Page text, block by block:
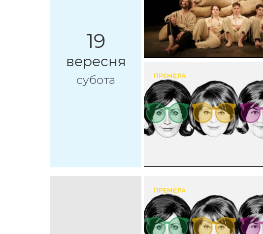
19
вересня
субота ПРЕМ`ЄРА
ПРЕМ`ЄРА